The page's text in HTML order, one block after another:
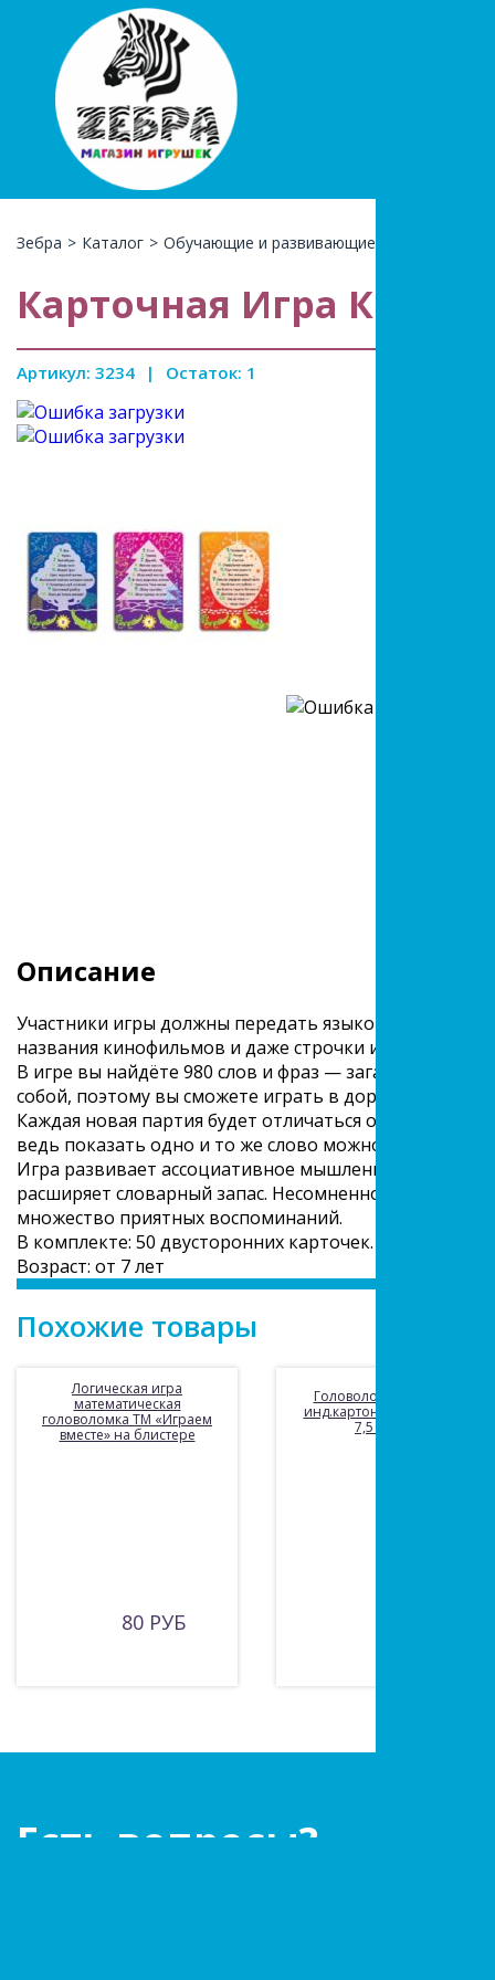
Зебра > Каталог > Обучающие и развивающие
Карточная Игра
Артикул: 3234 | Остаток: 1
Описание
Участники игры должны передать языком жестов и
названия кинофильмов и даже строчки из песен, не
В игре вы найдёте 980 слов и фраз — загадок.
собой, поэтому вы сможете играть в дороге или в
Каждая новая партия будет отличаться от
ведь показать одно и то же слово можно разными
Игра развивает ассоциативное мышление,
расширяет словарный запас. Несомненно,
множество приятных воспоминаний.
В комплекте: 50 двусторонних карточек.
Возраст: от 7 лет
Похожие товары
Логическая игра
математическая
головоломка ТМ «Играем
вместе» на блистере
80 РУБ
Головоломка КУБИК, в
инд.картонной упаковке,
7,5 х7,5см
Есть вопросы?